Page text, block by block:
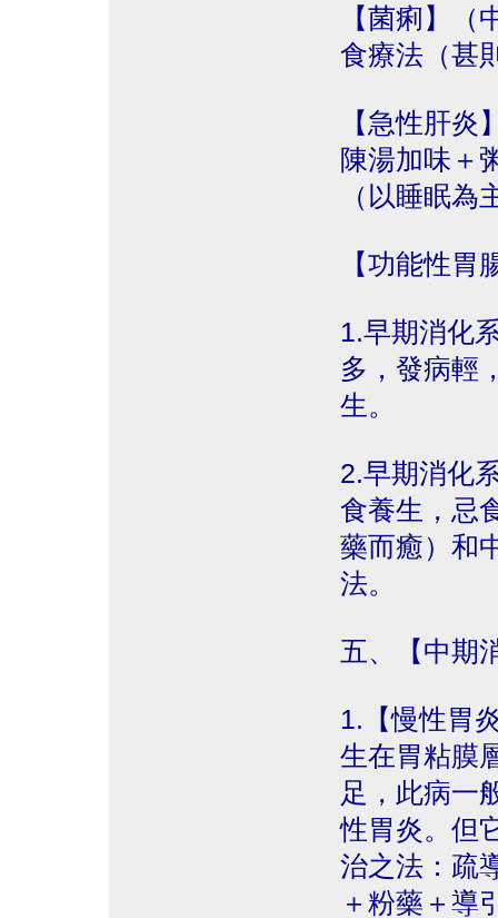
【菌痢】
食療法（甚
【急性肝
陳湯加味＋
（以睡眠
【功能性胃
1.早期消化
多，發病輕
生。
2.早期消化
食養生，忌
藥而癒）和
法。
五、【中期
1.【慢性胃
生在胃粘膜
足，此病一
性胃炎。但
治之法：疏
＋粉藥＋